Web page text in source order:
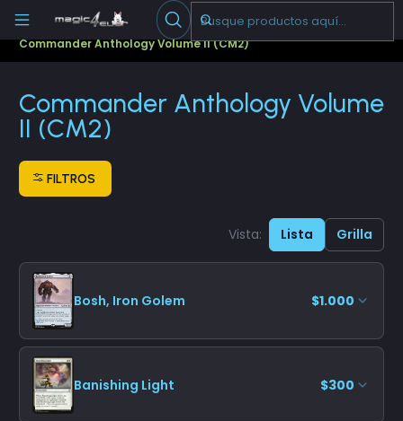
Escribenos
Cartas Sueltas Magic Commander
Commander Anthology Volume II (CM2)
Commander Anthology Volume
II (CM2)
FILTROS
Vista: Lista Grilla
Bosh, Iron Golem $1.000
Banishing Light $300